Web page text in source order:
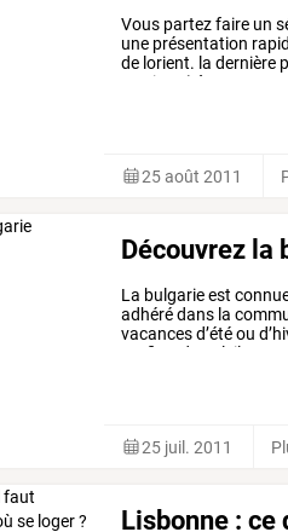
Vous partez faire un
une présentation
de lorient. la dernière
tourisme) à noter.
25 août 2011
Découvrez la
La bulgarieest
adhérédans la
vacancesd’étéou
profiter
du soleil
25 juil. 2011
Lisbonne : ce